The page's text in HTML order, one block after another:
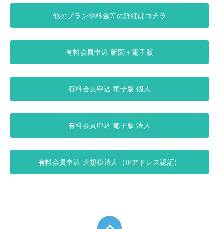
他のプランや料金等の詳細はコチラ
有料会員申込 新聞＋電子版
有料会員申込 電子版 個人
有料会員申込 電子版 法人
有料会員申込 大規模法人（IPアドレス認証）